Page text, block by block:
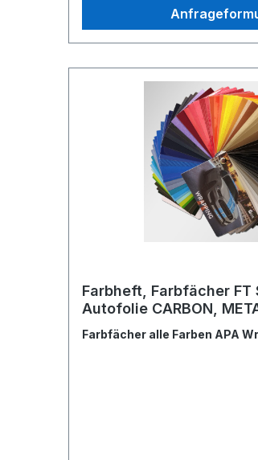
Farbheft, Farbfächer FT
Autofolie CARBON,
STOFF, HOLZ, GLANZ,
Farbfächer alle Farben APA